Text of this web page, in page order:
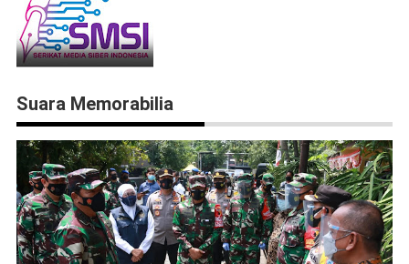
Suara Memorabilia